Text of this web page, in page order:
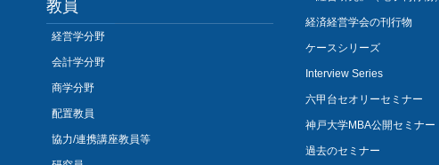
教員
経営学分野
会計学分野
商学分野
配置教員
協力/連携講座教員等
経済経営学会の刊行物
ケースシリーズ
Interview Series
六甲台セオリーセミナー
神戸大学MBA公開セミナー
過去のセミナー